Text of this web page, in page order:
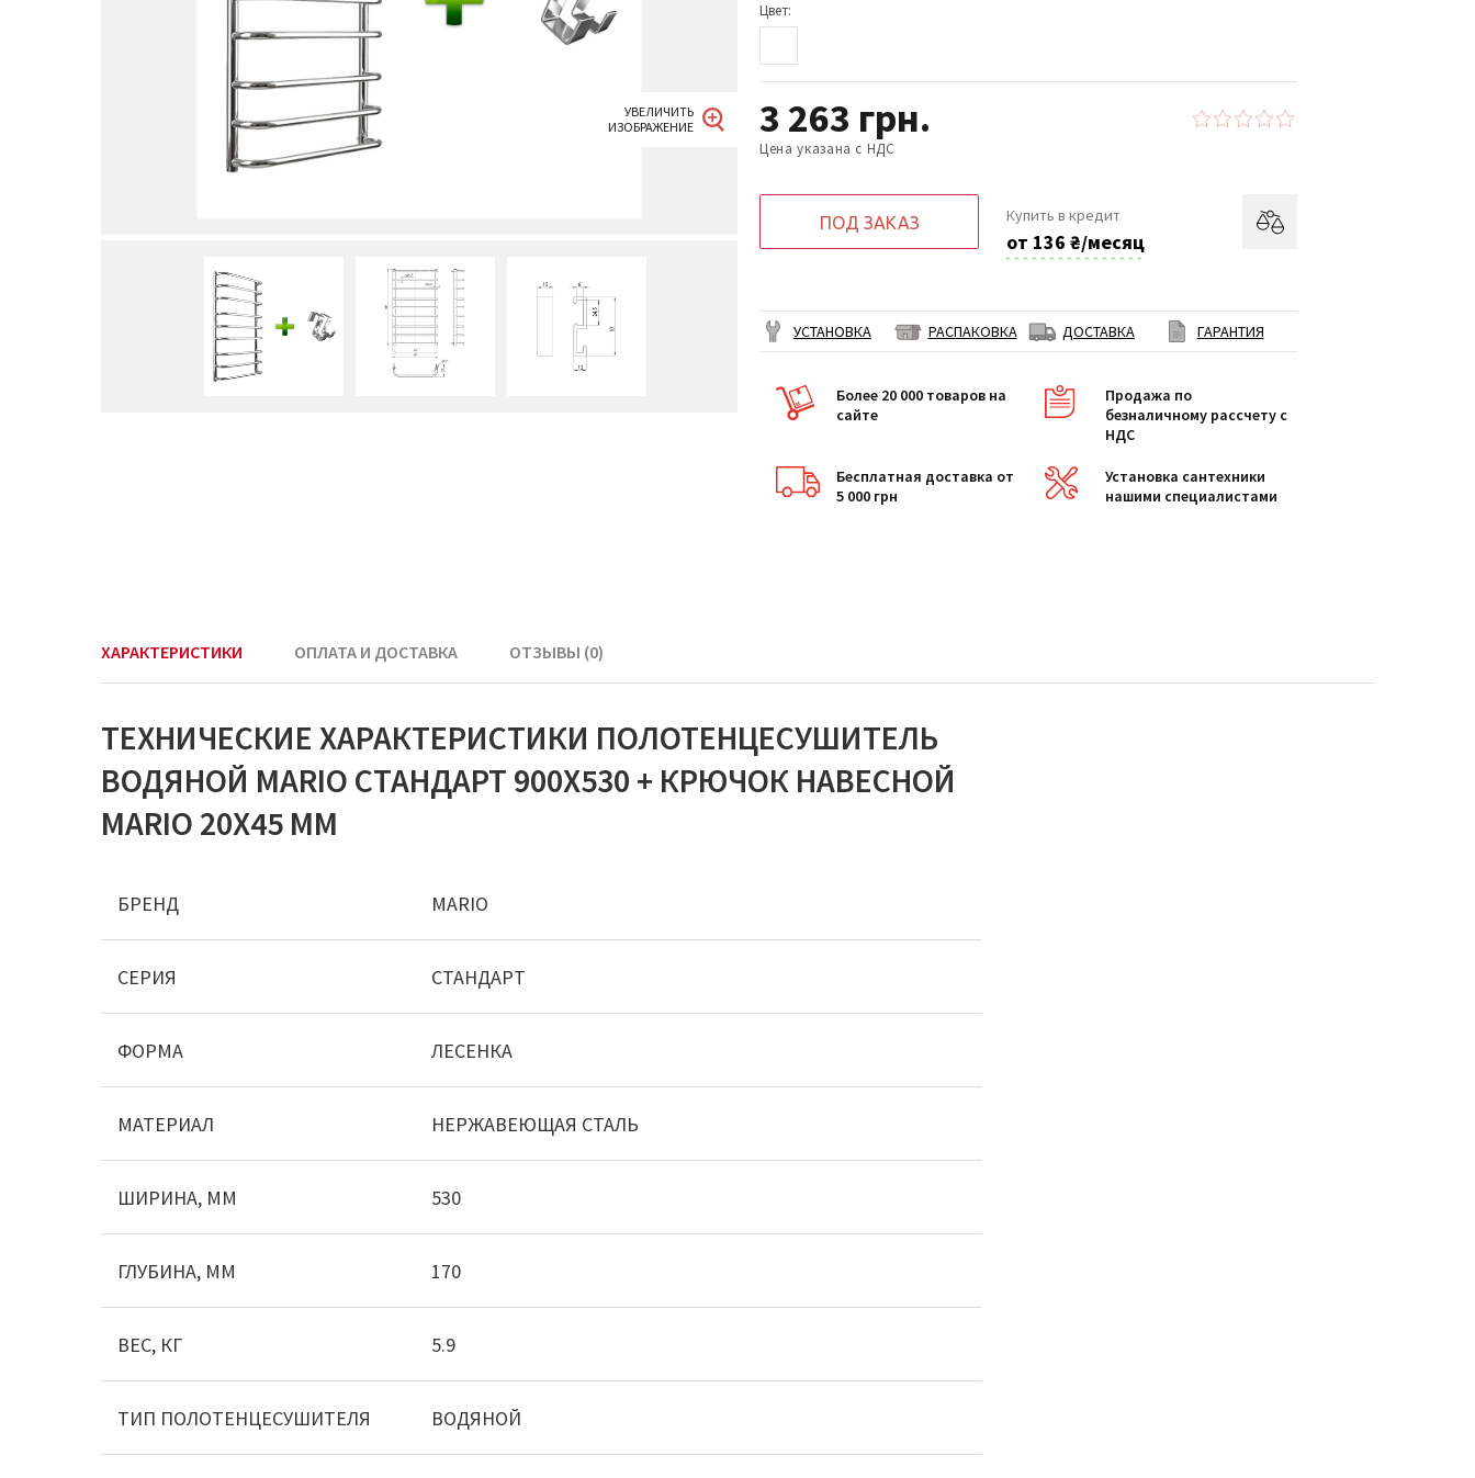
Цвет:
3 263 грн.
Цена указана с НДС
ПОД ЗАКАЗ Купить в кредит
от 136 ₴/месяц
УСТАНОВКА РАСПАКОВКА ДОСТАВКА ГАРАНТИЯ
Более 20 000 товаров на
сайте
Продажа по
безналичному рассчету с
НДС
Бесплатная доставка от
5 000 грн
Установка сантехники
нашими специалистами
ХАРАКТЕРИСТИКИ ОПЛАТА И ДОСТАВКА ОТЗЫВЫ (0)
ТЕХНИЧЕСКИЕ ХАРАКТЕРИСТИКИ ПОЛОТЕНЦЕСУШИТЕЛЬ
ВОДЯНОЙ MARIO СТАНДАРТ 900Х530 + КРЮЧОК НАВЕСНОЙ
MARIO 20Х45 ММ
БРЕНД MARIO
СЕРИЯ СТАНДАРТ
ФОРМА ЛЕСЕНКА
МАТЕРИАЛ НЕРЖАВЕЮЩАЯ СТАЛЬ
ШИРИНА, ММ 530
ГЛУБИНА, ММ 170
ВЕС, КГ 5.9
ТИП ПОЛОТЕНЦЕСУШИТЕЛЯ ВОДЯНОЙ